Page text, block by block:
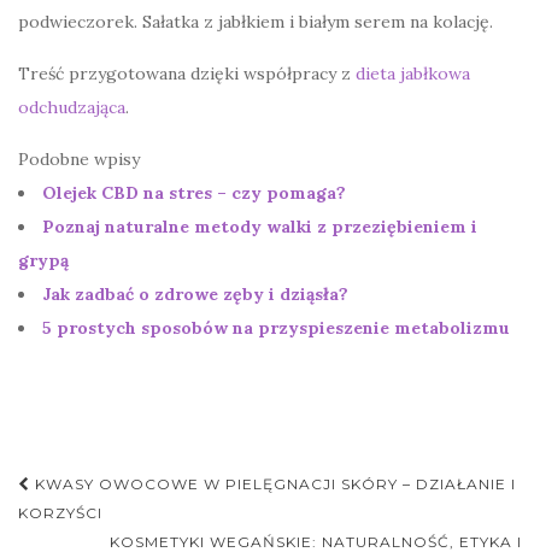
podwieczorek. Sałatka z jabłkiem i białym serem na kolację.
Treść przygotowana dzięki współpracy z dieta jabłkowa
odchudzająca.
Podobne wpisy
Olejek CBD na stres – czy pomaga?
Poznaj naturalne metody walki z przeziębieniem i
grypą
Jak zadbać o zdrowe zęby i dziąsła?
5 prostych sposobów na przyspieszenie metabolizmu
Nawigacja
postu
KWASY OWOCOWE W PIELĘGNACJI SKÓRY – DZIAŁANIE I
KORZYŚCI
KOSMETYKI WEGAŃSKIE: NATURALNOŚĆ, ETYKA I